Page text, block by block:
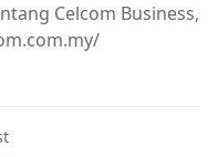
Celcom Business,